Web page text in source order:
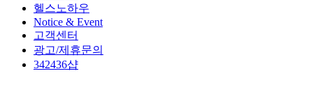
헬스노하우
Notice & Event
고객센터
광고/제휴문의
342436샵